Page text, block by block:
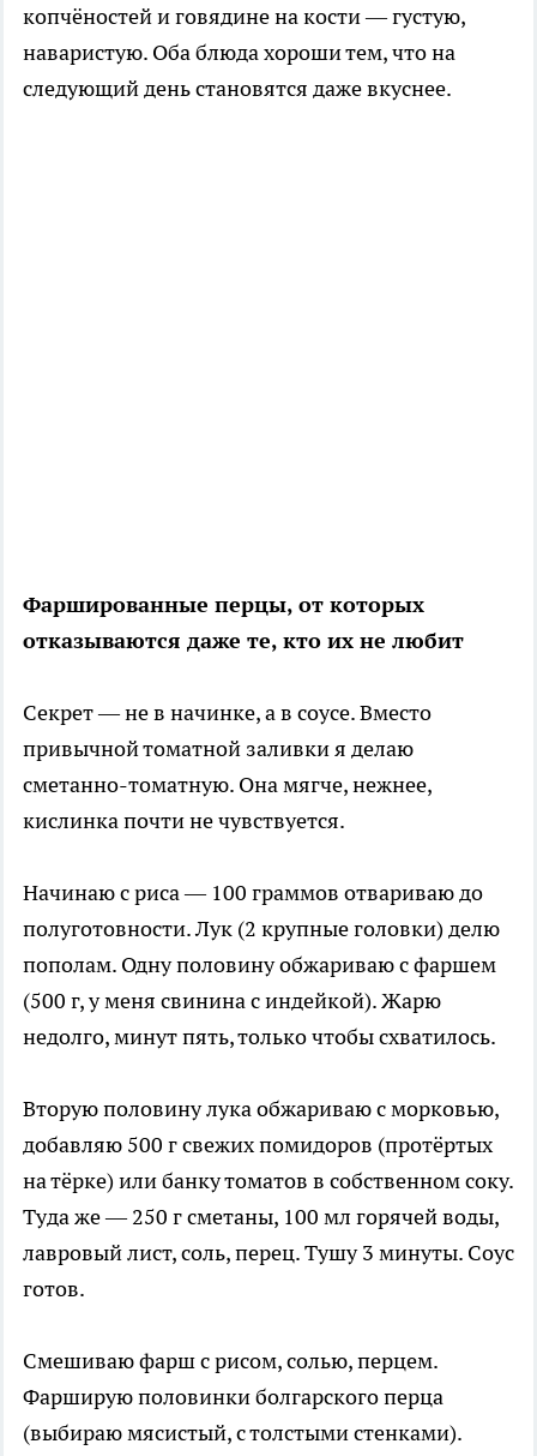
копчёностей и говядине на кости — густую,
наваристую. Оба блюда хороши тем, что на
следующий день становятся даже вкуснее.
Фаршированные перцы, от которых
отказываются даже те, кто их не любит
Секрет — не в начинке, а в соусе. Вместо
привычной томатной заливки я делаю
сметанно-томатную. Она мягче, нежнее,
кислинка почти не чувствуется.
Начинаю с риса — 100 граммов отвариваю до
полуготовности. Лук (2 крупные головки) делю
пополам. Одну половину обжариваю с фаршем
(500 г, у меня свинина с индейкой). Жарю
недолго, минут пять, только чтобы схватилось.
Вторую половину лука обжариваю с морковью,
добавляю 500 г свежих помидоров (протёртых
на тёрке) или банку томатов в собственном соку.
Туда же — 250 г сметаны, 100 мл горячей воды,
лавровый лист, соль, перец. Тушу 3 минуты. Соус
готов.
Смешиваю фарш с рисом, солью, перцем.
Фарширую половинки болгарского перца
(выбираю мясистый, с толстыми стенками).